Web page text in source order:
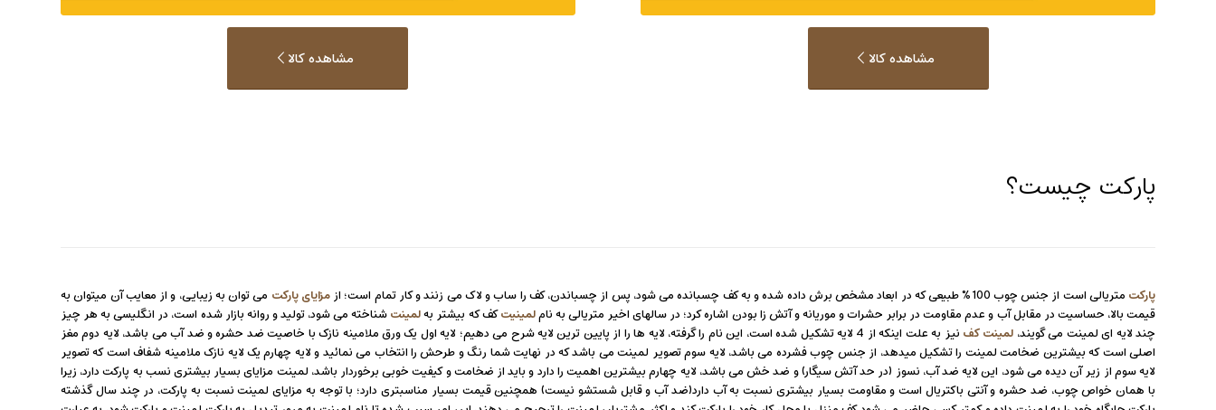
مشاهده کالا مشاهده کالا
پارکت چیست؟
پارکت متریالی است از جنس چوب 100% طبیعی که در ابعاد مشخص برش داده شده و به کف چسبانده می شود، پس از چسباندن، کف را ساب و لاک می زنند و کار تمام است؛ از مزایای پارکت می توان به زیبایی، و از معایب آن میتوان به
قیمت بالا، حساسیت در مقابل آب و عدم مقاومت در برابر حشرات و موریانه و آتش زا بودن اشاره کرد؛ در سالهای اخیر متریالی به ناملمینیتکف که بیشتر بهلمینتشناخته می شود، تولید و روانه بازار شده است، در انگلیسی به هر چیز
چند لایه ای لمینت می گویند، لمینت کف
نیز به علت اینکه از 4 لایه تشکیل شده است، این نام را گرفته، لایه ها را از پایین ترین لایه شرح می دهیم؛ لایه اول یک ورق ملامینه نازک با خاصیت ضد حشره و ضد آب می باشد، لایه دوم مغز
اصلی است که بیشترین ضخامت لمینت را تشکیل میدهد، از جنس چوب فشرده می باشد، لایه سوم تصویر لمینت می باشد که در نهایت شما رنگ و طرحش را انتخاب می نمائید و لایه چهارم یک لایه نازک ملامینه شفاف است که تصویر
لایه سوم از زیر آن دیده می شود، این لایه ضد آب، نسوز (در حد آتش سیگار) و ضد خش می باشد، لایه چهارم بیشترین اهمیت را دارد و باید از ضخامت و کیفیت خوبی برخوردار باشد، لمینت مزایای بسیار بیشتری نسب به پارکت دارد، زیرا
با همان خواص چوب، ضد حشره و آنتی باکتریال است و مقاومت بسیار بیشتری نسبت به آب دارد(ضد آب و قابل شستشو نیست) همچنین قیمت بسیار مناسبتری دارد؛ با توجه به مزایای لمینت نسبت به پارکت، در چند سال گذشته